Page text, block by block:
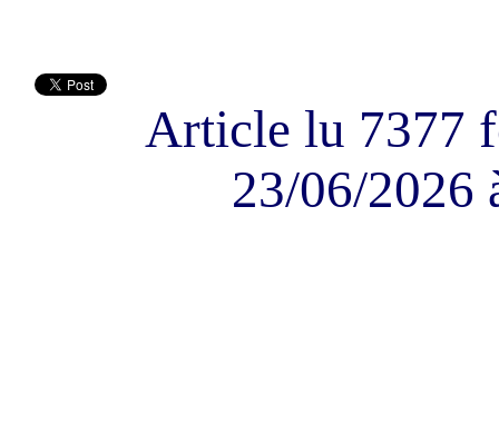
Article lu 7377
23/06/2026